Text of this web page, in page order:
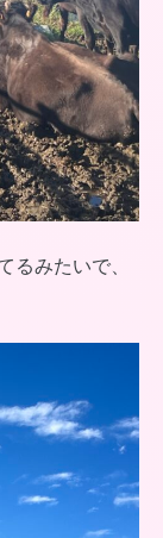
みたいで、